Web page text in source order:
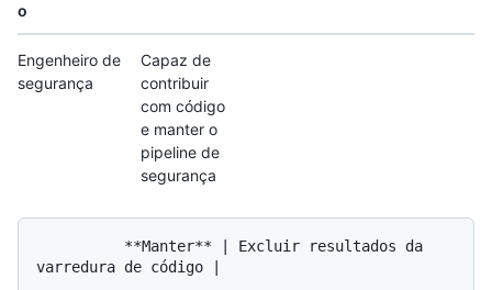
o
Engenheiro de
segurança
Capaz de
contribuir
com código
e manter o
pipeline de
segurança